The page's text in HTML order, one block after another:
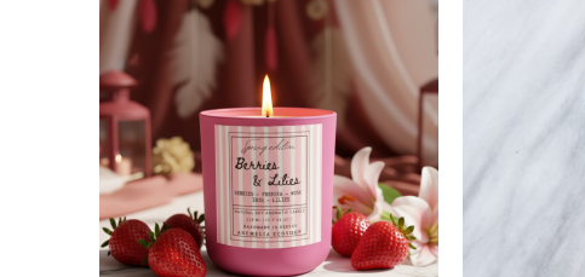
25 06 04 30